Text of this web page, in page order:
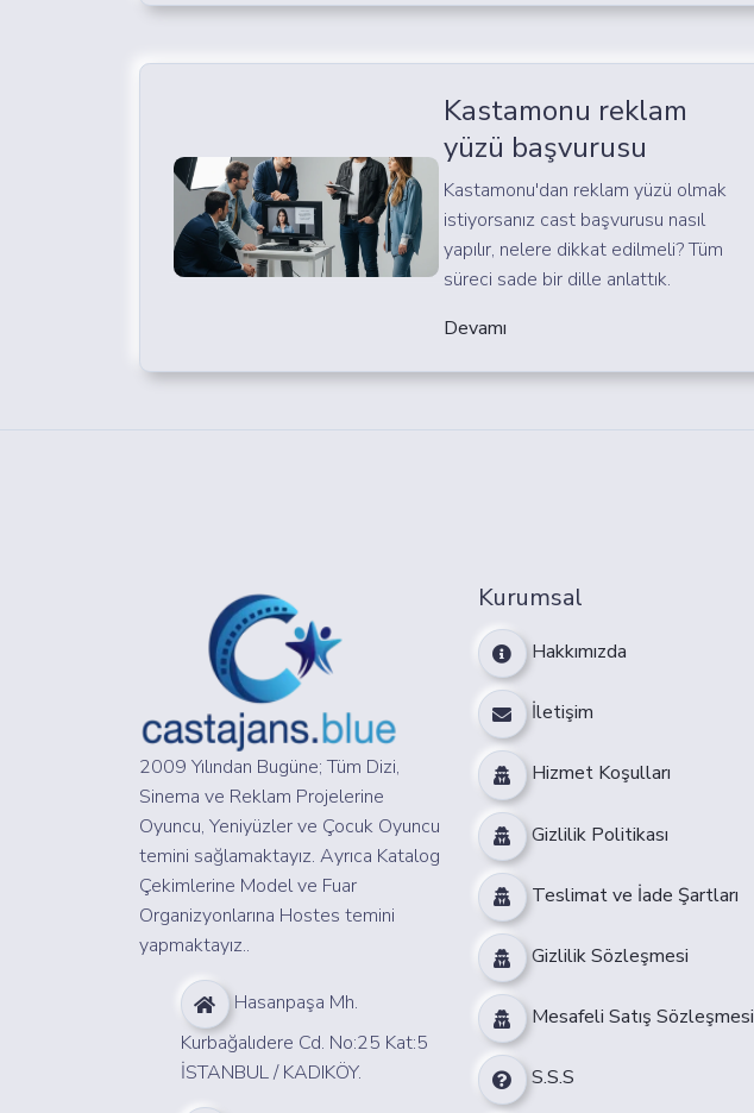
Kastamonu reklam
yüzü başvurusu
Kastamonu'dan reklam yüzü olmak
istiyorsanız cast başvurusu nasıl
yapılır, nelere dikkat edilmeli? Tüm
süreci sade bir dille anlattık.
Devamı
2009 Yılından Bugüne; Tüm Dizi,
Sinema ve Reklam Projelerine
Oyuncu, Yeniyüzler ve Çocuk Oyuncu
temini sağlamaktayız. Ayrıca Katalog
Çekimlerine Model ve Fuar
Organizyonlarına Hostes temini
yapmaktayız..
Hasanpaşa Mh.
Kurbağalıdere Cd. No:25 Kat:5
İSTANBUL / KADIKÖY.
Kurumsal
Hakkımızda
İletişim
Hizmet Koşulları
Gizlilik Politikası
Teslimat ve İade Şartları
Gizlilik Sözleşmesi
Mesafeli Satış Sözleşmesi
S.S.S